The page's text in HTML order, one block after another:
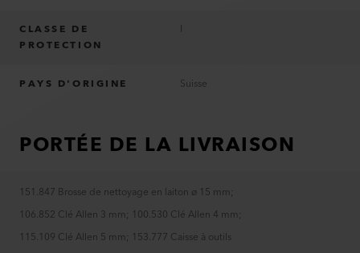
CLASSE DE
PROTECTION
I
PAYS D'ORIGINE Suisse
PORTÉE DE LA LIVRAISON
151.847 Brosse de nettoyage en laiton ø 15 mm;
106.852 Clé Allen 3 mm; 100.530 Clé Allen 4 mm;
115.109 Clé Allen 5 mm; 153.777 Caisse à outils